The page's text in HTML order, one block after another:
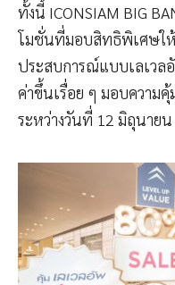
ทั้งนี้ ICONSIAM BIG
โมชั่นที่มอบสิทธิพิเศษให้
ประสบการณ์แบบเลเว
ค่าขึ้นเรื่อย ๆ มอบความ
ระหว่างวันที่ 12 มิถุนาย